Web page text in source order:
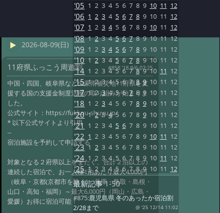
2026-08-09(日)
11府県ふっこう周遊割 #858 '18 9/6 07:25
中国・四国、岐阜県などの豪雨被災地11府県を支
援する国の支援金制度活用の取り組みが始まりま
した。
公式サイト：https://fukkou-shuyu.jp/
* 以下公式サイトより引用
--
宿泊施設を予約して申請する
対象となる２府県以上をまたぐ、合計２泊以上の
連続した宿泊で、お一人様1泊あたり最大4,000円
（岐阜・京都(京都市を除く)・兵庫・鳥取・島根・
山口・高知・福岡）～最大6,000円（岡山・広島・
愛媛）お得に宿泊可能！
'05 1 2 3 4 5 6 7 8 9 10 11 12
'06 1 2 3 4 5 6 7 8 9 10 11 12
'07 1 2 3 4 5 6 7 8 9 10 11 12
'08 1 2 3 4 5 6 7 8 9 10 11 12
'09 1 2 3 4 5 6 7 8 9 10 11 12
'10 1 2 3 4 5 6 7 8 9 10 11 12
'14 1 2 3 4 5 6 7 8 9 10 11 12
'15 1 2 3 4 5 6 7 8 9 10 11 12
'17 1 2 3 4 5 6 7 8 9 10 11 12
'18 1 2 3 4 5 6 7 8 9 10 11 12
'20 1 2 3 4 5 6 7 8 9 10 11 12
'21 1 2 3 4 5 6 7 8 9 10 11 12
'22 1 2 3 4 5 6 7 8 9 10 11 12
'23 1 2 3 4 5 6 7 8 9 10 11 12
'24 1 2 3 4 5 6 7 8 9 10 11 12
'25 1 2 3 4 5 6 7 8 9 10 11 12
最新記事1-50
#875:鹿児島県 冬のあったか宿泊割
2/28まで
@ '25 12/14 11:02